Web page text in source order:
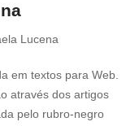
Lucena
em textos para Web.
através dos artigos
pelo rubro-negro